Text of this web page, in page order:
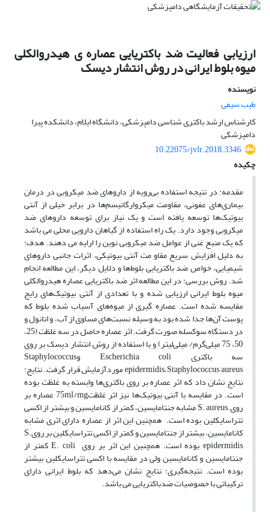
ارزیابی فعالیت ضد باکتریایی عصاره ی هیدروالکلی
میوه بلوط ایرانی در روش انتشار دیسک
نویسنده
طیب سیفی
کارشناس ارشد باکتری شناسی دامپزشکی، دانشگاه ایلام، دانشکده پیرا
دامپزشکی
10.22075/jvlr.2018.3346
چکیده
مقدمه: در نتیجه استفاده بی‌رویه از داروهای ضد میکروبی در درمان
بیماری‌های عفونی، مقاومت میکروارگانیسم‌ها در برابر خیلی از آنتی
بیوتیک‌ها توسعه یافته است و یک نیاز برای توسعه داروهای ضد
میکروبی وجود دارد. یک راه استفاده از گیاهان دارویی محلی می باشد
که یک منبع غنی از عوامل ضد میکروبی نوین را ارایه می دهند. هدف:
به دلیل افزایش سریع مقاو مت آنتی بیوتیکی، اثرات جانبی داروهای
شیمیایی، خواص ضد باکتریایی بلوط‌ها و دلایل دیگر، این مطالعه انجام
شد. روش بررسی: در این مطالعه اثر ضد باکتریایی عصاره هیدروالکلی
میوه بلوط ایرانی ارزیابی شده و با تعدادی از آنتی بیوتیک‌های رایج
مقایسه شده است. عصاره گیری از میوه‌های آسیاب شده بلوط که
پوست آن‌ها جدا شده بود به وسیله نسبت‌های مساوی از آب، و اتانول و
در دستگاه سوکسله صورت گرفت. اثر عصاره حاصل در سه غلظت (25،
50، 75 میلی‌گرم/ میلی‌لیتر) و با استفاده از روش انتشار دیسک بر روی
سه باکتری Escherichia coli وStaphylococcus
epidermidis،Staphylococcus aureus موردآزمایش قرار گرفت. نتایج:
نتایج نشان داد که اثر عصاره بر روی باکتری‌ها وابسته به غلظت بوده
است. در مقایسه با آنتی بیوتیک‌ها نیز اثر غلظت75ml/mg عصاره بر
روی.S. aureus مشابه جنتامایسین، کمتر از کانامایسین و بیشتر از اکسی
تتراسایکلین بوده است. همچنین این اثر از عصاره دارای اثری مشابه
کانامایسین، بیشتر از جنتامایسین و کمتر از اکسی تتراسایکلین بر رویS.
epidermidis بوده است. همچنین این اثر بر روی E. coli کمتر از
جنتامایسین و کانامایسین ولی در مقایسه با اکسی تتراسایکلین بیشتر
بوده است. نتیجه‌گیری: نتایج نشان می‌دهد که بلوط ایرانی دارای
ترکیباتی با خصوصیات ضدباکتریایی می باشد.